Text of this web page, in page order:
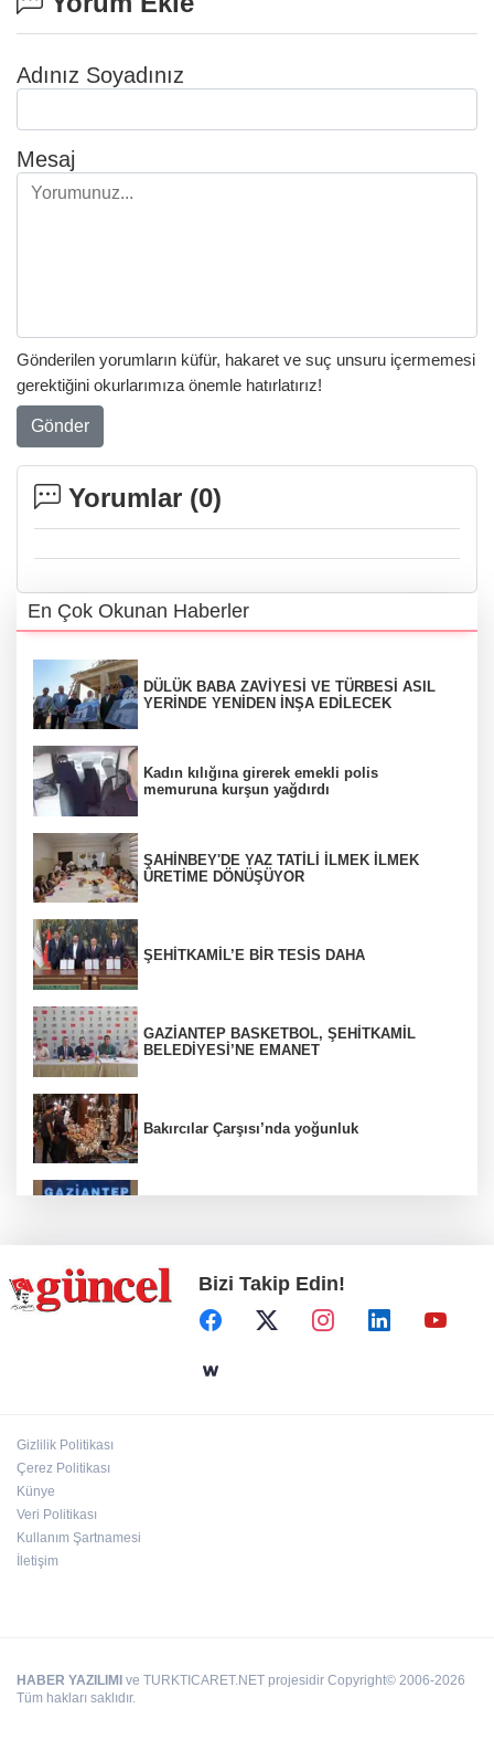
Adınız Soyadınız
Mesaj
Gönderilen yorumların küfür, hakaret ve suç unsuru içermemesi
gerektiğini okurlarımıza önemle hatırlatırız!
Gönder
Yorumlar (0)
En Çok Okunan Haberler
DÜLÜK BABA ZAVİYESİ VE TÜRBESİ ASIL
YERİNDE YENİDEN İNŞA EDİLECEK
Kadın kılığına girerek emekli polis
memuruna kurşun yağdırdı
ŞAHİNBEY'DE YAZ TATİLİ İLMEK İLMEK
ÜRETİME DÖNÜŞÜYOR
ŞEHİTKAMİL’E BİR TESİS DAHA
GAZİANTEP BASKETBOL, ŞEHİTKAMİL
BELEDİYESİ’NE EMANET
Bakırcılar Çarşısı’nda yoğunluk
Dezavantajlı çocuklar Şehitkamil’de sporla
güçleniyor
Bizi Takip Edin!
Gizlilik Politikası
Çerez Politikası
Künye
Veri Politikası
Kullanım Şartnamesi
İletişim
HABER YAZILIMI ve TURKTICARET.NET projesidir Copyright© 2006-2026
Tüm hakları saklıdır.